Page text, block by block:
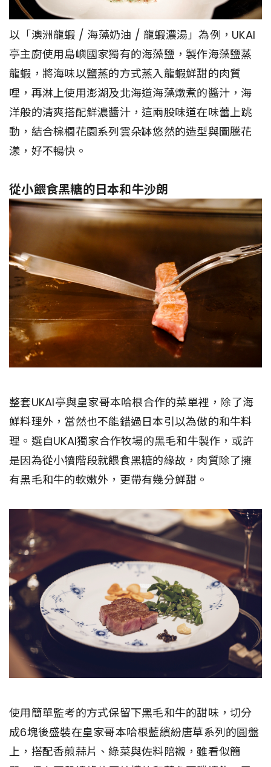
以「澳洲龍蝦 / 海藻奶油 / 龍蝦濃湯」為例，UKAI
亭主廚使用島嶼國家獨有的海藻鹽，製作海藻鹽蒸
龍蝦，將海味以鹽蒸的方式蒸入龍蝦鮮甜的肉質
哩，再淋上使用澎湖及北海道海藻燉煮的醬汁，海
洋般的清爽搭配鮮濃醬汁，這兩股味道在味蕾上跳
動，結合棕櫚花園系列雲朵缽悠然的造型與圖騰花
漾，好不暢快。
從小餵食黑糖的日本和牛沙朗
整套UKAI亭與皇家哥本哈根合作的菜單裡，除了海
鮮料理外，當然也不能錯過日本引以為傲的和牛料
理。選自UKAI獨家合作牧場的黑毛和牛製作，或許
是因為從小犢階段就餵食黑糖的緣故，肉質除了擁
有黑毛和牛的軟嫩外，更帶有幾分鮮甜。
使用簡單監考的方式保留下黑毛和牛的甜味，切分
成6塊後盛裝在皇家哥本哈根藍繽紛唐草系列的圓盤
上，搭配香煎蒜片、綠菜與佐料陪襯，雖看似簡